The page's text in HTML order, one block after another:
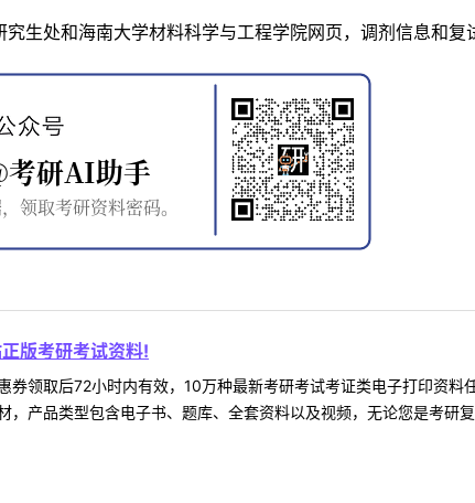
究生处和海南大学材料科学与工程学院网页，调剂信息和复
版考研考试资料!
券领取后72小时内有效，10万种最新考研考试考证类电子打印资
，产品类型包含电子书、题库、全套资料以及视频，无论您是考研